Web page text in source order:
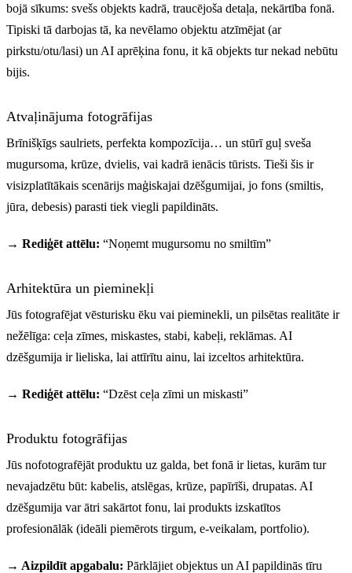
bojā sīkums: svešs objekts kadrā, traucējoša detaļa, nekārtība fonā.
Tipiski tā darbojas tā, ka nevēlamo objektu atzīmējat (ar
pirkstu/otu/lasi) un AI aprēķina fonu, it kā objekts tur nekad nebūtu
bijis.
Atvaļinājuma fotogrāfijas
Brīnišķīgs saulriets, perfekta kompozīcija… un stūrī guļ sveša
mugursoma, krūze, dvielis, vai kadrā ienācis tūrists. Tieši šis ir
visizplatītākais scenārijs maģiskajai dzēšgumijai, jo fons (smiltis,
jūra, debesis) parasti tiek viegli papildināts.
→ Rediģēt attēlu: “Noņemt mugursomu no smiltīm”
Arhitektūra un pieminekļi
Jūs fotografējat vēsturisku ēku vai pieminekli, un pilsētas realitāte ir
nežēlīga: ceļa zīmes, miskastes, stabi, kabeļi, reklāmas. AI
dzēšgumija ir lieliska, lai attīrītu ainu, lai izceltos arhitektūra.
→ Rediģēt attēlu: “Dzēst ceļa zīmi un miskasti”
Produktu fotogrāfijas
Jūs nofotografējāt produktu uz galda, bet fonā ir lietas, kurām tur
nevajadzētu būt: kabelis, atslēgas, krūze, papīrīši, drupatas. AI
dzēšgumija var ātri sakārtot fonu, lai produkts izskatītos
profesionālāk (ideāli piemērots tirgum, e-veikalam, portfolio).
→ Aizpildīt apgabalu: Pārklājiet objektus un AI papildinās tīru